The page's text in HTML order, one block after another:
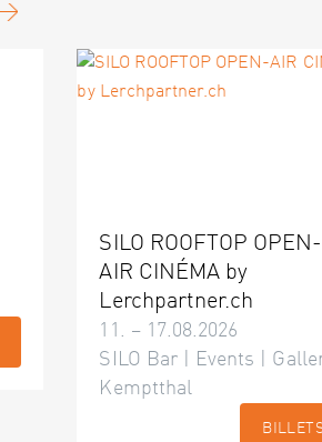
SILO ROOFTOP OPEN-
AIR CINÉMA by
Lerchpartner.ch
11. – 17.08.2026
SILO Bar | Events |
Kemptthal